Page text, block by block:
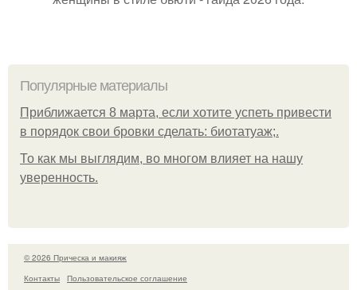
Популярные материалы
Приближается 8 марта, если хотите успеть привести
в порядок свои бровки сделать: биотатуаж;.
То как мы выглядим, во многом влияет на нашу
уверенность.
© 2026 Прическа и макияж
Контакты
Пользовательское соглашение